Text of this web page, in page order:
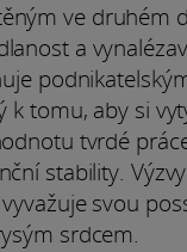
ve druhém
a
k tomu, aby si
tvrdé
stability.
svou
srdcem.